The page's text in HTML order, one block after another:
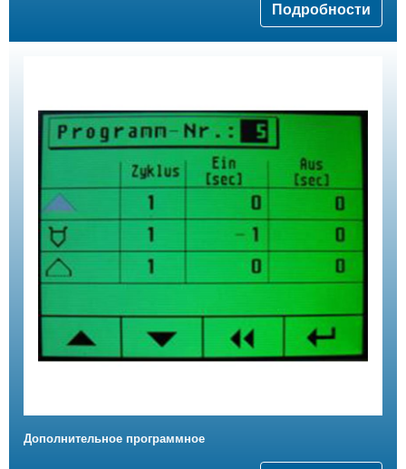
Подробности
Дополнительное программное